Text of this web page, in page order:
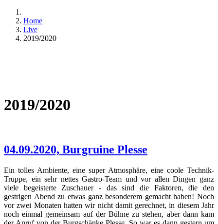
Home
Live
2019/2020
2019/2020
04.09.2020, Burgruine Plesse
Ein tolles Ambiente, eine super Atmosphäre, eine coole Technik-
Truppe, ein sehr nettes Gastro-Team und vor allen Dingen ganz
viele begeisterte Zuschauer - das sind die Faktoren, die den
gestrigen Abend zu etwas ganz besonderem gemacht haben! Noch
vor zwei Monaten hatten wir nicht damit gerechnet, in diesem Jahr
noch einmal gemeinsam auf der Bühne zu stehen, aber dann kam